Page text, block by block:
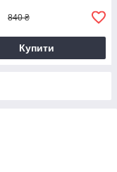
840 ₴
Купити